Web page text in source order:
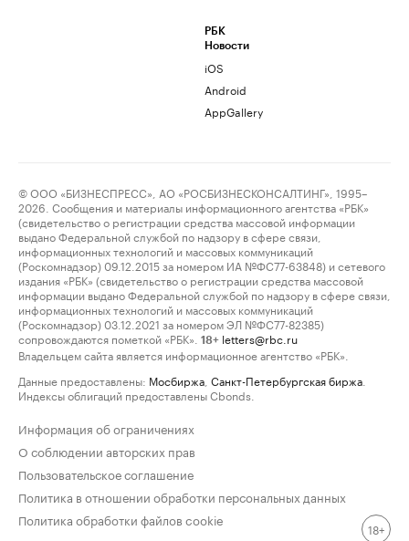
РБК
Новости
iOS
Android
AppGallery
© ООО «БИЗНЕСПРЕСС», АО «РОСБИЗНЕСКОНСАЛТИНГ», 1995–
2026. Сообщения и материалы информационного агентства «РБК»
(свидетельство о регистрации средства массовой информации
выдано Федеральной службой по надзору в сфере связи,
информационных технологий и массовых коммуникаций
(Роскомнадзор) 09.12.2015 за номером ИА №ФС77-63848) и сетевого
издания «РБК» (свидетельство о регистрации средства массовой
информации выдано Федеральной службой по надзору в сфере связи,
информационных технологий и массовых коммуникаций
(Роскомнадзор) 03.12.2021 за номером ЭЛ №ФС77-82385)
сопровождаются пометкой «РБК».
18+ letters@rbc.ru
Владельцем сайта является информационное агентство «РБК».
Данные предоставлены: Мосбиржа Санкт-Петербургская биржа
Индексы облигаций предоставлены Cbonds.
Информация об ограничениях
О соблюдении авторских прав
Пользовательское соглашение
Политика в отношении обработки персональных данных
Политика обработки файлов cookie
18+